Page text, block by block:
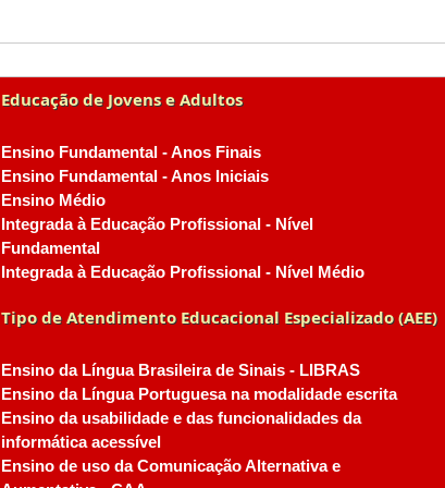
Educação de Jovens e Adultos
Ensino Fundamental - Anos Finais
Ensino Fundamental - Anos Iniciais
Ensino Médio
Integrada à Educação Profissional - Nível
Fundamental
Integrada à Educação Profissional - Nível Médio
Tipo de Atendimento Educacional Especializado (AEE)
Ensino da Língua Brasileira de Sinais - LIBRAS
Ensino da Língua Portuguesa na modalidade escrita
Ensino da usabilidade e das funcionalidades da
informática acessível
Ensino de uso da Comunicação Alternativa e